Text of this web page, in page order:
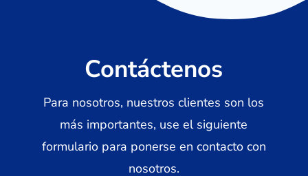
Contáctenos
Para nosotros, nuestros clientes son los
más importantes, use el siguiente
formulario para ponerse en contacto con
nosotros.